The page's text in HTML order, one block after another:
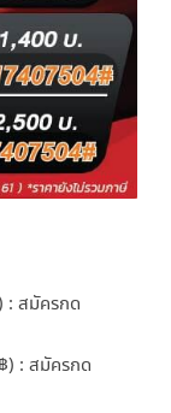
: สมัครกด
) : สมัครกด